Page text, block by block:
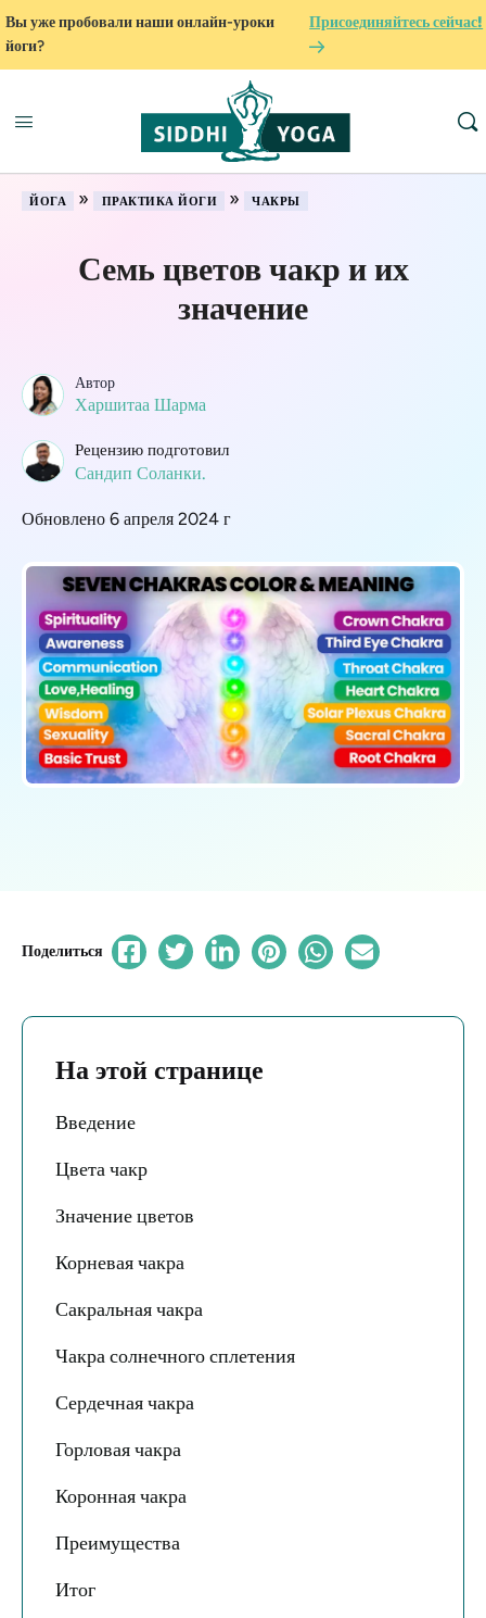
Вы уже пробовали наши онлайн-уроки
йоги?
Присоединяйтесь сейчас!
ЙОГА » ПРАКТИКА ЙОГИ » ЧАКРЫ
Семь цветов чакр и их
значение
Автор
Харшитаа Шарма
Рецензию подготовил
Сандип Соланки.
Обновлено 6 апреля 2024 г
Поделиться
На этой странице
Введение
Цвета чакр
Значение цветов
Корневая чакра
Сакральная чакра
Чакра солнечного сплетения
Сердечная чакра
Горловая чакра
Коронная чакра
Преимущества
Итог